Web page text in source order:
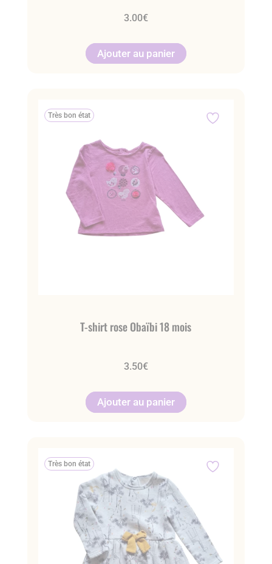
3.00€
Ajouter au panier
Très bon état
T-shirt rose Obaïbi 18 mois
3.50€
Ajouter au panier
Très bon état